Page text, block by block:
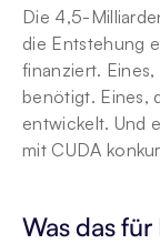
Die 4,5-
die Entstehung
finanziert.
benötigt. Eines,
entwickelt. Und
mit CUDA
Was das